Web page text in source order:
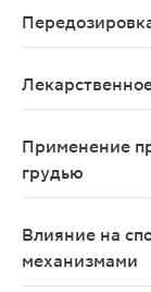
Применение
грудью
Влияние на
механизмами